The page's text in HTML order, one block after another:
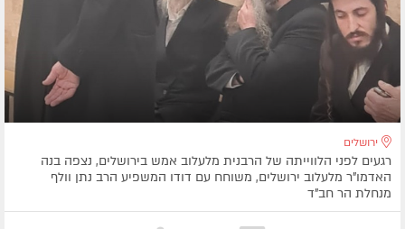
ירושלים
רגעים לפני הלווייתה של הרבנית מלעלוב אמש בירושלים, נצפה בנה
האדמו"ר מלעלוב ירושלים, משוחח עם דודו המשפיע הרב נתן וולף
מנחלת הר חב"ד